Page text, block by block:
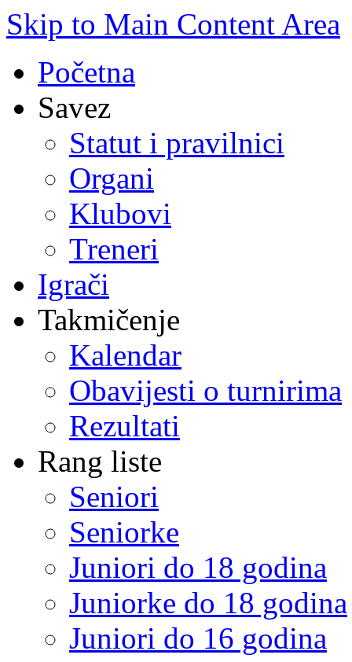
Skip to Main Content Area
Početna
Savez
Statut i pravilnici
Organi
Klubovi
Treneri
Igrači
Takmičenje
Kalendar
Obavijesti o turnirima
Rezultati
Rang liste
Seniori
Seniorke
Juniori do 18 godina
Juniorke do 18 godina
Juniori do 16 godina